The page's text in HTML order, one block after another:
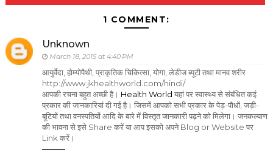
1 COMMENT:
Unknown
March 18, 2015 at 4:40 PM
आयुर्वेदा, होम्योपैथी, प्राकृतिक चिकित्सा, योगा, लेडीज ब्यूटी तथा मानव शरीर
http://www.jkhealthworld.com/hindi/
आपकी रचना बहुत अच्छी है। Health World यहां पर स्वास्थ्य से संबंधित कई
प्रकार की जानकारियां दी गई है। जिसमें आपको सभी प्रकार के पेड़-पौधों, जड़ी-
बूटियों तथा वनस्पतियों आदि के बारे में विस्तृत जानकारी पढ़ने को मिलेगा। जनकल्याण
की भावना से इसे Share करें या आप इसको अपने Blog or Website पर
Link करें।